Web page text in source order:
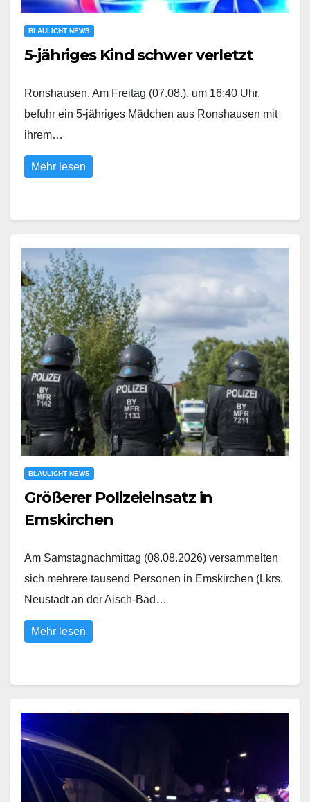
BLAULICHT NEWS
5-jähriges Kind schwer verletzt
Ronshausen. Am Freitag (07.08.), um 16:40 Uhr,
befuhr ein 5-jähriges Mädchen aus Ronshausen mit
ihrem…
Mehr lesen
BLAULICHT NEWS
Größerer Polizeieinsatz in
Emskirchen
Am Samstagnachmittag (08.08.2026) versammelten
sich mehrere tausend Personen in Emskirchen (Lkrs.
Neustadt an der Aisch-Bad…
Mehr lesen